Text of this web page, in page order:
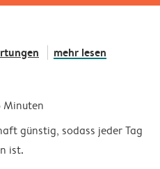
mehr lesen
Minuten
günstig, sodass jeder Tag
ist.